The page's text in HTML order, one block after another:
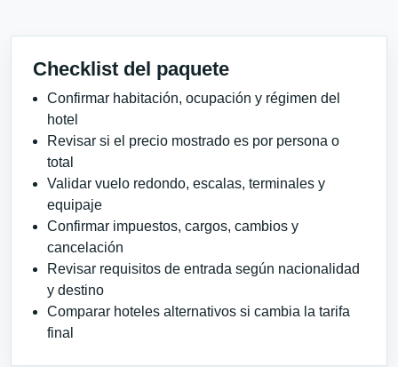
Checklist del paquete
Confirmar habitación, ocupación y régimen del
hotel
Revisar si el precio mostrado es por persona o
total
Validar vuelo redondo, escalas, terminales y
equipaje
Confirmar impuestos, cargos, cambios y
cancelación
Revisar requisitos de entrada según nacionalidad
y destino
Comparar hoteles alternativos si cambia la tarifa
final